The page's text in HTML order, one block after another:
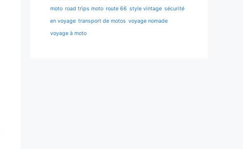
moto road trips moto route 66 style vintage sécurité
en voyage transport de motos voyage nomade
voyage à moto